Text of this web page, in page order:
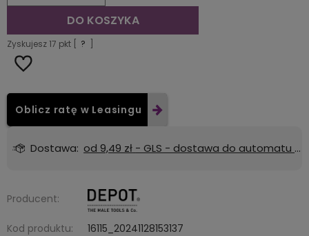
DO KOSZYKA
Zyskujesz 17 pkt [ ?
Oblicz ratę w Leasingu
Dostawa: od 9,49 zł - GLS - dostawa do automatu Orlen lub Żabka
Producent:
Kod produktu:
16115_20241128153137